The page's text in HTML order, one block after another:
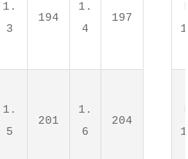
1.
3
194
1.
4
197
1.
5
201
1.
6
204